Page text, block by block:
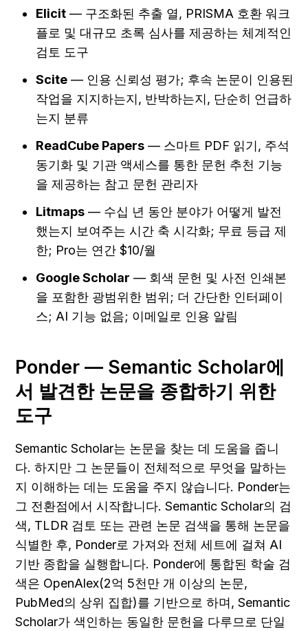
Elicit — 구조화된 추출 열, PRISMA 호환 워크
플로 및 대규모 초록 심사를 제공하는 체계적인
검토 도구
Scite — 인용 신뢰성 평가; 후속 논문이 인용된
작업을 지지하는지, 반박하는지, 단순히 언급하
는지 분류
ReadCube Papers — 스마트 PDF 읽기, 주석
동기화 및 기관 액세스를 통한 문헌 추천 기능
을 제공하는 참고 문헌 관리자
Litmaps — 수십 년 동안 분야가 어떻게 발전
했는지 보여주는 시간 축 시각화; 무료 등급 제
한; Pro는 연간 $10/월
Google Scholar — 회색 문헌 및 사전 인쇄본
을 포함한 광범위한 범위; 더 간단한 인터페이
스; AI 기능 없음; 이메일로 인용 알림
Ponder — Semantic Scholar에
서 발견한 논문을 종합하기 위한
도구
Semantic Scholar는 논문을 찾는 데 도움을 줍니
다. 하지만 그 논문들이 전체적으로 무엇을 말하는
지 이해하는 데는 도움을 주지 않습니다. Ponder는
그 전환점에서 시작합니다. Semantic Scholar의 검
색, TLDR 검토 또는 관련 논문 검색을 통해 논문을
식별한 후, Ponder로 가져와 전체 세트에 걸쳐 AI
기반 종합을 실행합니다. Ponder에 통합된 학술 검
색은 OpenAlex(2억 5천만 개 이상의 논문,
PubMed의 상위 집합)를 기반으로 하며, Semantic
Scholar가 색인하는 동일한 문헌을 다루므로 단일